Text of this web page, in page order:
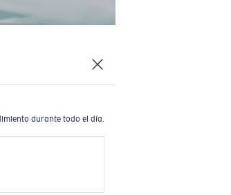
durante todo el día.